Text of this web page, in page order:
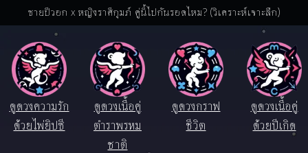
ชายปีวอก x หญิงราศีกุมภ์ คู่นี้ไปกันรอดไหม? (วิเคราะห์เจาะลึก)
ดูดวงความรัก
ด้วยไพ่ยิปซี
ดูดวงเนื้อคู่
ตำราพรหม
ชาติ
ดูดวงกราฟ
ชีวิต
ดูดวงเนื้อคู่
ด้วยปีเกิด